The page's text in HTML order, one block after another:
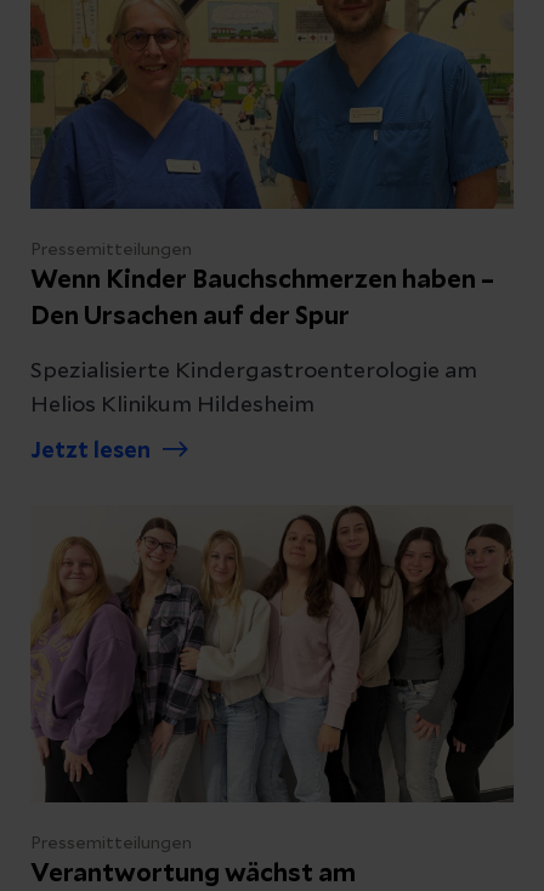
Pressemitteilungen
Wenn Kinder Bauchschmerzen haben –
Den Ursachen auf der Spur
Spezialisierte Kindergastroenterologie am
Helios Klinikum Hildesheim
Jetzt lesen
Pressemitteilungen
Verantwortung wächst am